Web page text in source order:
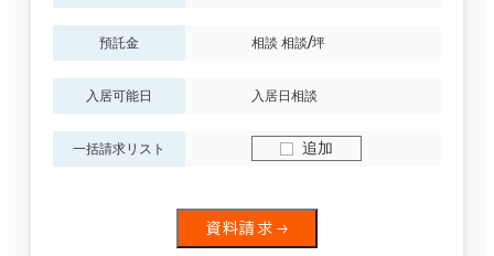
預託金 相談 相談/坪
入居可能日 入居日相談
一括請求リスト 追加
資料請求